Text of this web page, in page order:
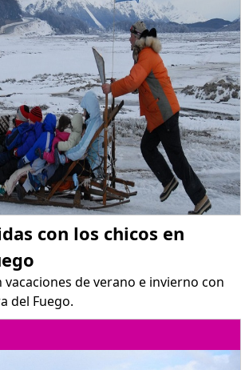
con los chicos en
vacaciones de verano e invierno con
del Fuego.